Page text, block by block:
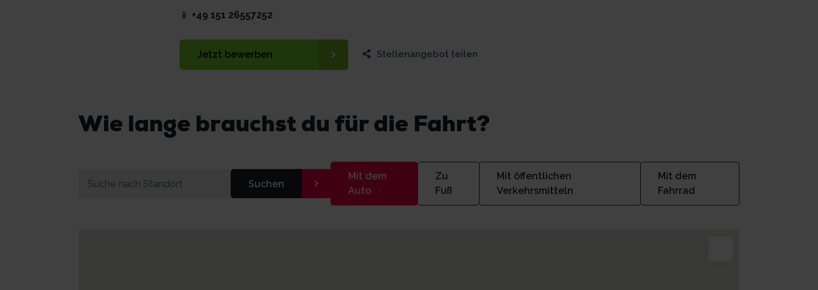
📱 +49 151 26557252
Jetzt bewerben Stellenangebot teilen
Wie lange brauchst du für die Fahrt?
Suchen
Mit dem
Auto
Zu
Fuß
Mit öffentlichen
Verkehrsmitteln
Mit dem
Fahrrad